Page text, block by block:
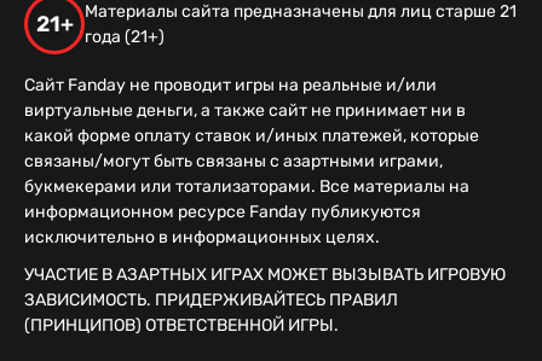
21+
Материалы сайта предназначены для лиц старше 21
года (21+)
Сайт Fanday не проводит игры на реальные и/или
виртуальные деньги, а также сайт не принимает ни в
какой форме оплату ставок и/иных платежей, которые
связаны/могут быть связаны с азартными играми,
букмекерами или тотализаторами. Все материалы на
информационном ресурсе Fanday публикуются
исключительно в информационных целях.
УЧАСТИЕ В АЗАРТНЫХ ИГРАХ МОЖЕТ ВЫЗЫВАТЬ ИГРОВУЮ
ЗАВИСИМОСТЬ. ПРИДЕРЖИВАЙТЕСЬ ПРАВИЛ
(ПРИНЦИПОВ) ОТВЕТСТВЕННОЙ ИГРЫ.